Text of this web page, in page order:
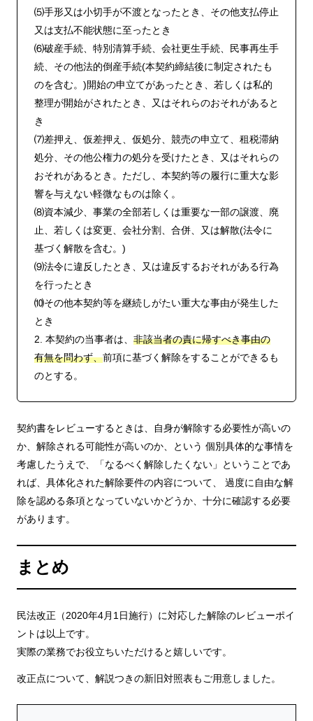
⑸手形又は小切手が不渡となったとき、その他支払停止
又は支払不能状態に至ったとき
⑹破産手続、特別清算手続、会社更生手続、民事再生手
続、その他法的倒産手続(本契約締結後に制定されたも
のを含む。)開始の申立てがあったとき、若しくは私的
整理が開始がされたとき、又はそれらのおそれがあると
き
⑺差押え、仮差押え、仮処分、競売の申立て、租税滞納
処分、その他公権力の処分を受けたとき、又はそれらの
おそれがあるとき。ただし、本契約等の履行に重大な影
響を与えない軽微なものは除く。
⑻資本減少、事業の全部若しくは重要な一部の譲渡、廃
止、若しくは変更、会社分割、合併、又は解散(法令に
基づく解散を含む。)
⑼法令に違反したとき、又は違反するおそれがある行為
を行ったとき
⑽その他本契約等を継続しがたい重大な事由が発生した
とき
2. 本契約の当事者は、 非該当者の責に帰すべき事由の
有無を問わず、前項に基づく解除をすることができるも
のとする。
契約書をレビューするときは、自身が解除する必要性が高いの
か、解除される可能性が高いのか、という 個別具体的な事情を
考慮したうえで、「なるべく解除したくない」ということであ
れば、具体化された解除要件の内容について、 過度に自由な解
除を認める条項となっていないかどうか、十分に確認する必要
があります。
まとめ
民法改正（2020年4月1日施行）に対応した解除のレビューポイ
ントは以上です。
実際の業務でお役立ちいただけると嬉しいです。
改正点について、解説つきの新旧対照表もご用意しました。